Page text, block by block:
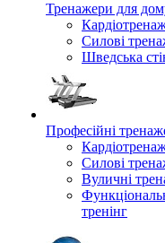
Тренажери для
Силові
Шведська
Професійні
Силові
Вуличні
тренінг